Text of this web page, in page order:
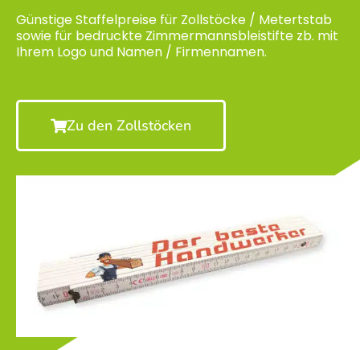
Günstige Staffelpreise für Zollstöcke / Metertstab
sowie für bedruckte Zimmermannsbleistifte zb. mit
Ihrem Logo und Namen / Firmennamen.
Zu den Zollstöcken